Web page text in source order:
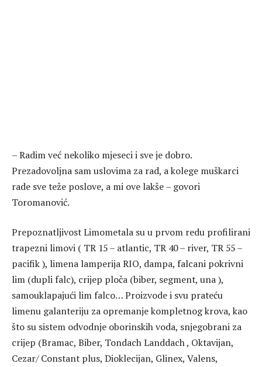
– Radim već nekoliko mjeseci i sve je dobro.
Prezadovoljna sam uslovima za rad, a kolege muškarci
rade sve teže poslove, a mi ove lakše – govori
Toromanović.
Prepoznatljivost Limometala su u prvom redu profilirani
trapezni limovi ( TR 15 – atlantic, TR 40 – river, TR 55 –
pacifik ), limena lamperija RIO, dampa, falcani pokrivni
lim (dupli falc), crijep ploča (biber, segment, una ),
samouklapajući lim falco… Proizvode i svu prateću
limenu galanteriju za opremanje kompletnog krova, kao
što su sistem odvodnje oborinskih voda, snjegobrani za
crijep (Bramac, Biber, Tondach Landdach , Oktavijan,
Cezar/ Constant plus, Dioklecijan, Glinex, Valens,